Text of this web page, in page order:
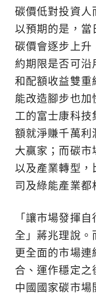
碳價低對投資人
以預期的是，當
碳價會逐步上升
約期限是否可沿
和配額收益雙重
能改造腳步也加
工的富士康科
額就淨賺千萬利
大贏家；而碳市
以及產業轉型，
司及綠能產業都
「讓市場發揮
全」蔣兆理說。
更全面的市場連
合、運作穩定之
中國國家碳市場